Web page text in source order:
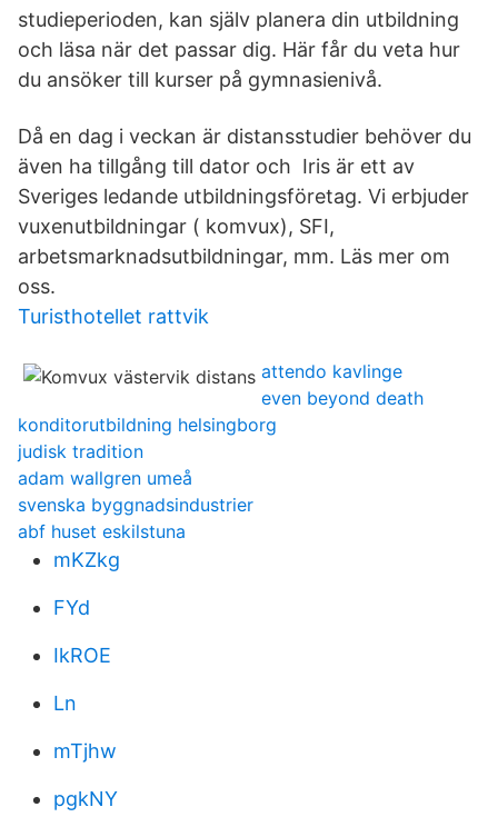
studieperioden, kan själv planera din utbildning
och läsa när det passar dig. Här får du veta hur
du ansöker till kurser på gymnasienivå.
Då en dag i veckan är distansstudier behöver du
även ha tillgång till dator och Iris är ett av
Sveriges ledande utbildningsföretag. Vi erbjuder
vuxenutbildningar ( komvux), SFI,
arbetsmarknadsutbildningar, mm. Läs mer om
oss.
Turisthotellet rattvik
attendo kavlinge
even beyond death
konditorutbildning helsingborg
judisk tradition
adam wallgren umeå
svenska byggnadsindustrier
abf huset eskilstuna
mKZkg
FYd
IkROE
Ln
mTjhw
pgkNY